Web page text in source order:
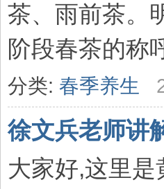
茶、雨前茶。
阶段春茶的称
分类: 春季养生
徐文兵老师讲
大家好,这里